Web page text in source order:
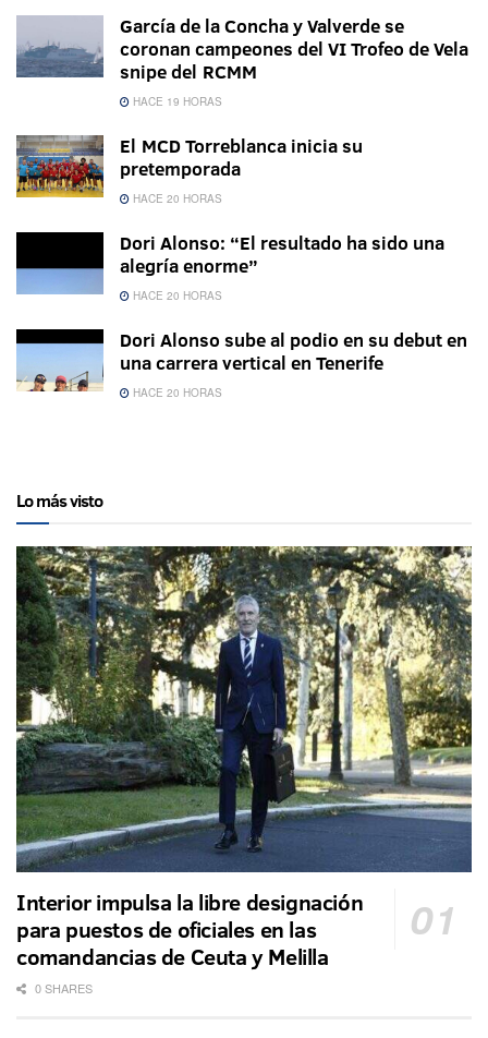
García de la Concha y Valverde se
coronan campeones del VI Trofeo de Vela
snipe del RCMM
HACE 19 HORAS
El MCD Torreblanca inicia su
pretemporada
HACE 20 HORAS
Dori Alonso: “El resultado ha sido una
alegría enorme”
HACE 20 HORAS
Dori Alonso sube al podio en su debut en
una carrera vertical en Tenerife
HACE 20 HORAS
Lo más visto
Interior impulsa la libre designación
para puestos de oficiales en las
comandancias de Ceuta y Melilla
0 SHARES